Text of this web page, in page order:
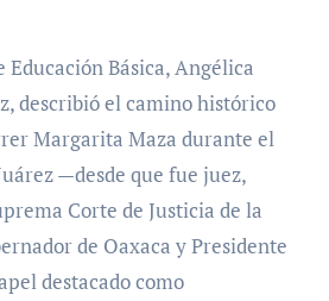
Educación Básica, Angélica
describió el camino histórico
Margarita Maza durante el
—desde que fue juez,
Corte de Justicia de la
de Oaxaca y Presidente
destacado como